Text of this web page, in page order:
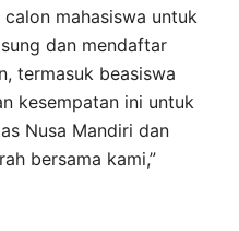
mahasiswa untuk
dan mendaftar
termasuk beasiswa
kesempatan ini untuk
Nusa Mandiri dan
bersama kami,”